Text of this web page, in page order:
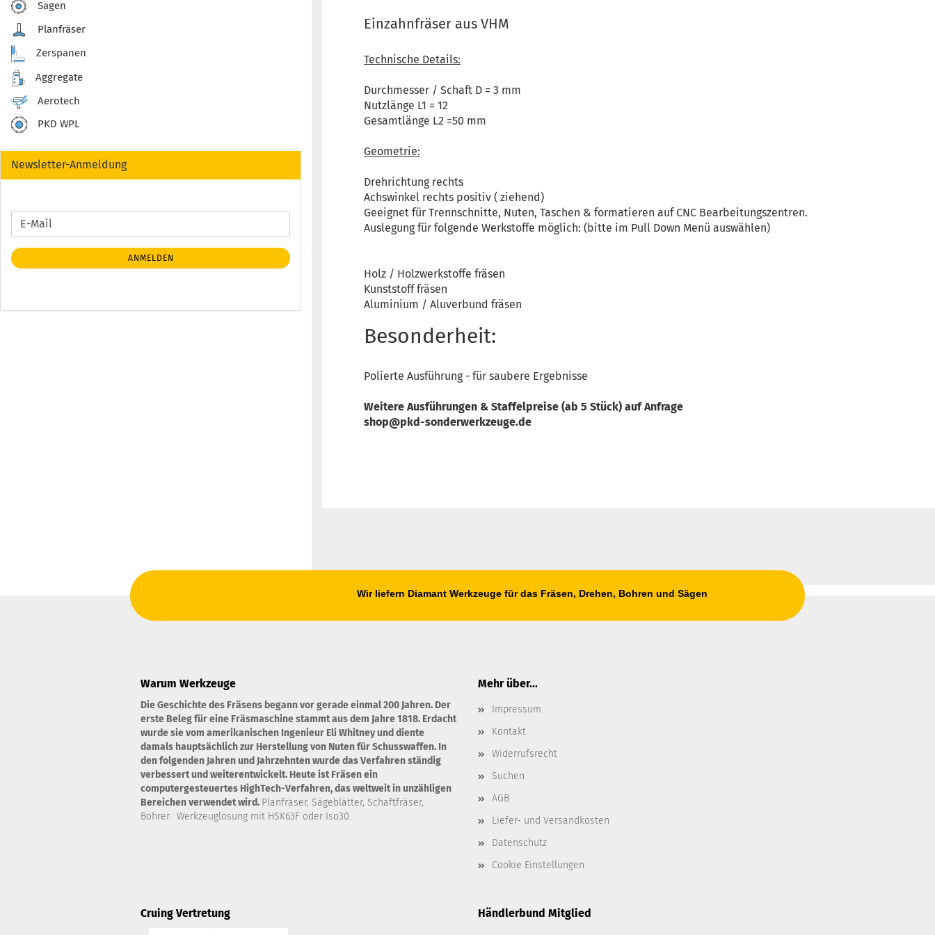
Einzahnfräser aus VHM
Technische Details:
Durchmesser / Schaft D = 3 mm
Nutzlänge L1 = 12
Gesamtlänge L2 =50 mm
Geometrie:
Drehrichtung rechts
Achswinkel rechts positiv ( ziehend)
Geeignet für Trennschnitte, Nuten, Taschen & formatieren auf CNC Bearbeitungszentren.
Auslegung für folgende Werkstoffe möglich: (bitte im Pull Down Menü auswählen)
Holz / Holzwerkstoffe fräsen
Kunststoff fräsen
Aluminium / Aluverbund fräsen
Besonderheit:
Polierte Ausführung - für saubere Ergebnisse
Weitere Ausführungen & Staffelpreise (ab 5 Stück) auf Anfrage
shop@pkd-sonderwerkzeuge.de
Sägen
Planfräser
Zerspanen
Aggregate
Aerotech
PKD WPL
Newsletter-Anmeldung
WEITER
NEWSLETTER-
ANMELDUNG
E-
Mail
ANMELDEN
Wir liefern Diamant Werkzeuge für das Fräsen, Drehen, Bohren und Sägen
Warum Werkzeuge
Die Geschichte des Fräsens begann vor gerade einmal 200 Jahren. Der
erste Beleg für eine Fräsmaschine stammt aus dem Jahre 1818. Erdacht
wurde sie vom amerikanischen Ingenieur Eli Whitney und diente
damals hauptsächlich zur Herstellung von Nuten für Schusswaffen. In
den folgenden Jahren und Jahrzehnten wurde das Verfahren ständig
verbessert und weiterentwickelt. Heute ist Fräsen ein
computergesteuertes HighTech-Verfahren, das weltweit in unzähligen
Bereichen verwendet wird. Planfräser, Sägeblätter, Schaftfräser,
Bohrer. Werkzeuglösung mit HSK63F oder Iso30.
Mehr über...
Impressum
Kontakt
Widerrufsrecht
Suchen
AGB
Liefer- und Versandkosten
Datenschutz
Cookie Einstellungen
Cruing Vertretung Händlerbund Mitglied